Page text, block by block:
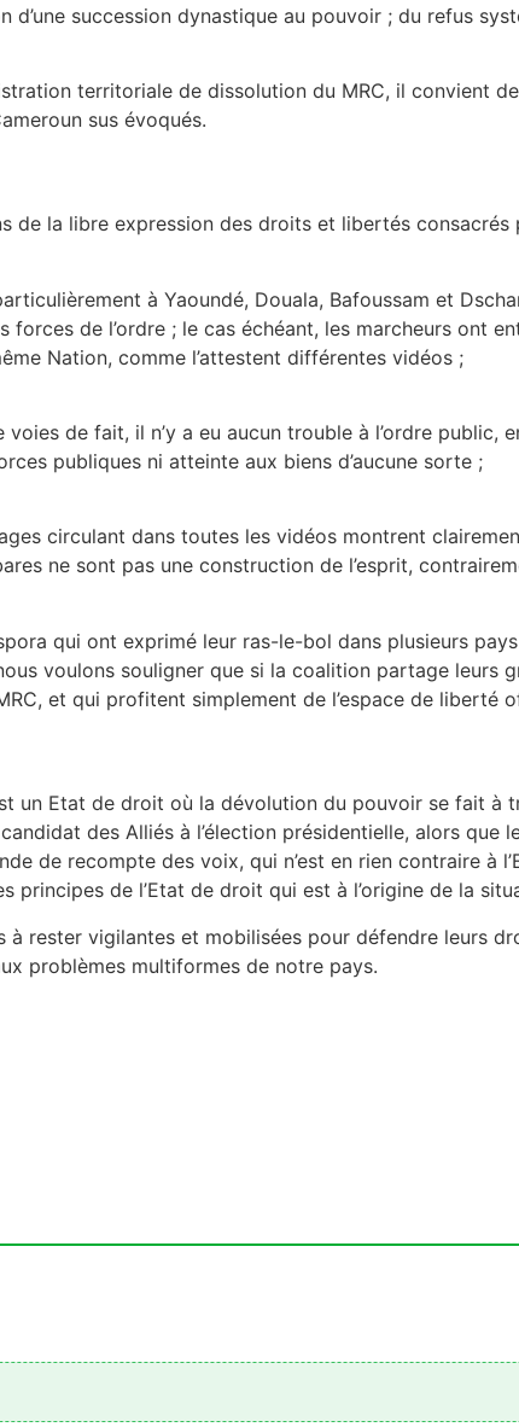
d’une succession dynastique au pouvoir ; du refus
territoriale de dissolution du MRC, il convient
sus évoqués.
de la libre expression des droits et libertés
à Yaoundé, Douala, Bafoussam et
de l’ordre ; le cas échéant, les marcheurs ont
Nation, comme l’attestent différentes vidéos ;
de fait, il n’y a eu aucun trouble à l’ordre
publiques ni atteinte aux biens d’aucune sorte ;
circulant dans toutes les vidéos montrent
ne sont pas une construction de l’esprit,
qui ont exprimé leur ras-le-bol dans plusieurs
voulons souligner que si la coalition partage leurs
et qui profitent simplement de l’espace de
un Etat de droit où la dévolution du pouvoir se fait
des Alliés à l’élection présidentielle, alors
de recompte des voix, qui n’est en rien contraire à
de l’Etat de droit qui est à l’origine de la
rester vigilantes et mobilisées pour défendre leurs
problèmes multiformes de notre pays.